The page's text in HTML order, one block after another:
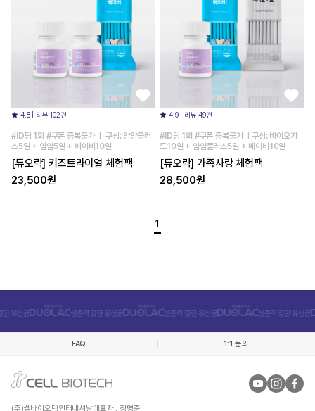
4.8 | 리뷰 102건
#ID당 1회 #쿠폰 중복불가 ㅣ 구성: 얌얌플러
스5일 + 얌얌5일 + 베이비10일
[듀오락] 키즈트라이얼 체험팩
23,500원
4.9 | 리뷰 49건
#ID당 1회 #쿠폰 중복불가 ㅣ구성: 바이오가
드10일 + 얌얌플러스5일 + 베이비10일
[듀오락] 가족사랑 체험팩
28,500원
1
FAQ 1:1 문의
(주)쎌바이오텍인터내셔날대표자 : 정명준